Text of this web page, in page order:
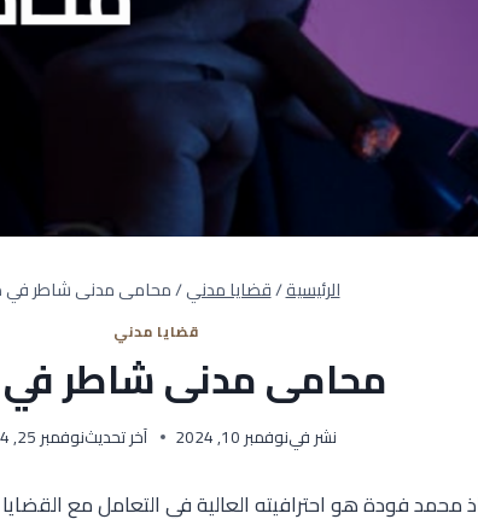
الرئيسية/قضايا مدني/محامى مدنى شاطر في
قضايا مدني
محامى مدنى شاطر
نشر فينوفمبر 10, 2024 آخر تحديثنوفمبر 25, 2024
محمد فودة هو احترافيته العالية في التعامل مع